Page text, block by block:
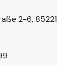
2-6, 85221